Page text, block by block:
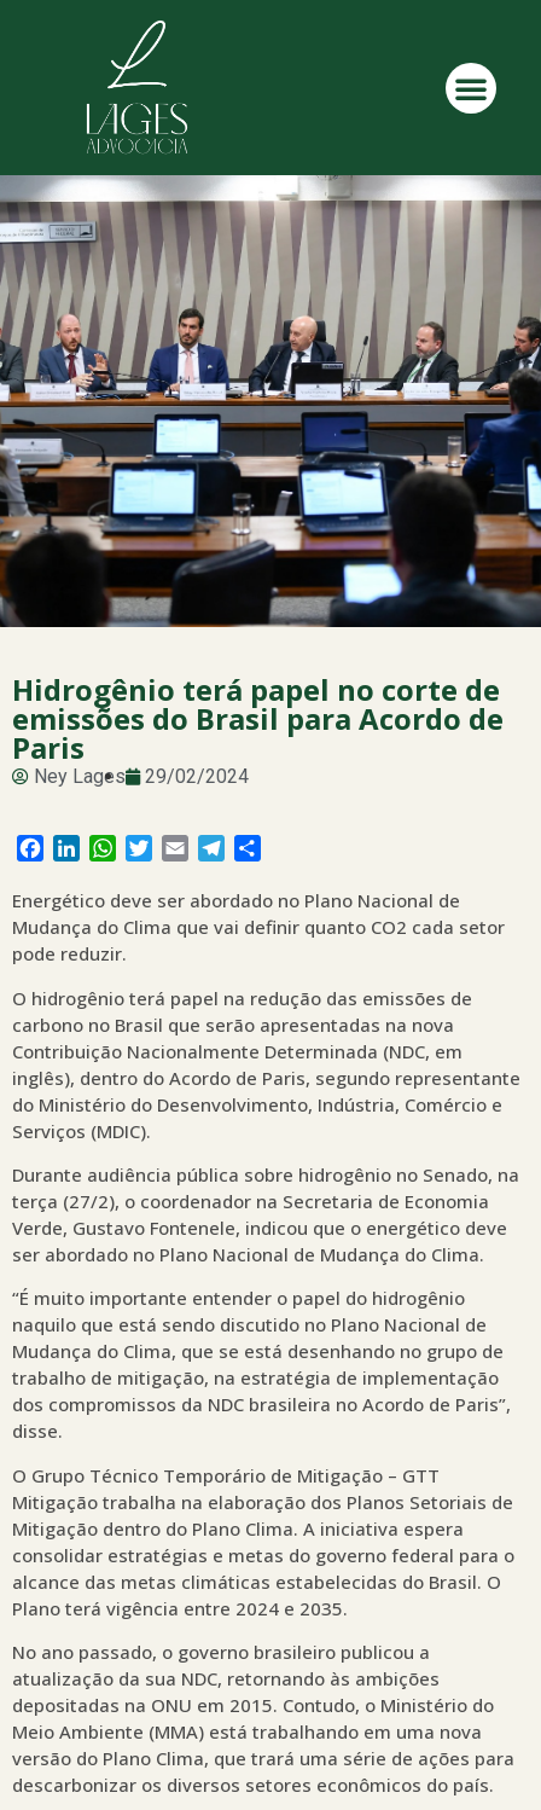
Hidrogênio terá papel no corte de
emissões do Brasil para Acordo de
Paris
Ney Lages 29/02/2024
Facebook
LinkedInWhatsApp
Twitter
Email Telegram
Energético deve ser abordado no Plano Nacional de
Mudança do Clima que vai definir quanto CO2 cada setor
pode reduzir.
O hidrogênio terá papel na redução das emissões de
carbono no Brasil que serão apresentadas na nova
Contribuição Nacionalmente Determinada (NDC, em
inglês), dentro do Acordo de Paris, segundo representante
do Ministério do Desenvolvimento, Indústria, Comércio e
Serviços (MDIC).
Durante audiência pública sobre hidrogênio no Senado, na
terça (27/2), o coordenador na Secretaria de Economia
Verde, Gustavo Fontenele, indicou que o energético deve
ser abordado no Plano Nacional de Mudança do Clima.
“É muito importante entender o papel do hidrogênio
naquilo que está sendo discutido no Plano Nacional de
Mudança do Clima, que se está desenhando no grupo de
trabalho de mitigação, na estratégia de implementação
dos compromissos da NDC brasileira no Acordo de Paris”,
disse.
O Grupo Técnico Temporário de Mitigação – GTT
Mitigação trabalha na elaboração dos Planos Setoriais de
Mitigação dentro do Plano Clima. A iniciativa espera
consolidar estratégias e metas do governo federal para o
alcance das metas climáticas estabelecidas do Brasil. O
Plano terá vigência entre 2024 e 2035.
No ano passado, o governo brasileiro publicou a
atualização da sua NDC, retornando às ambições
depositadas na ONU em 2015. Contudo, o Ministério do
Meio Ambiente (MMA) está trabalhando em uma nova
versão do Plano Clima, que trará uma série de ações para
descarbonizar os diversos setores econômicos do país.